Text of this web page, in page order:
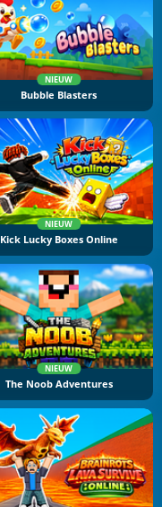
NIEUW
Bubble Blasters
NIEUW
Kick Lucky Boxes Online
NIEUW
The Noob Adventures